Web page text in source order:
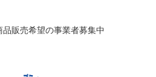
販売希望の事業者募集中